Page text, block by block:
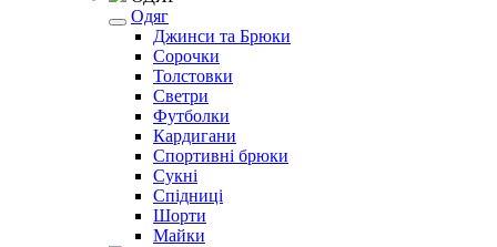
Одяг
Джинси та Брюки
Сорочки
Толстовки
Светри
Футболки
Кардигани
Спортивні брюки
Сукні
Спідниці
Шорти
Майки